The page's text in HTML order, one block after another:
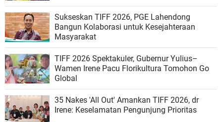
Sukseskan TIFF 2026, PGE Lahendong
Bangun Kolaborasi untuk Kesejahteraan
Masyarakat
TIFF 2026 Spektakuler, Gubernur Yulius–
Wamen Irene Pacu Florikultura Tomohon Go
Global
35 Nakes 'All Out' Amankan TIFF 2026, dr
Irene: Keselamatan Pengunjung Prioritas